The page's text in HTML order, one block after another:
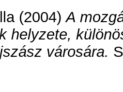
(2004)A
helyzete,
városára.